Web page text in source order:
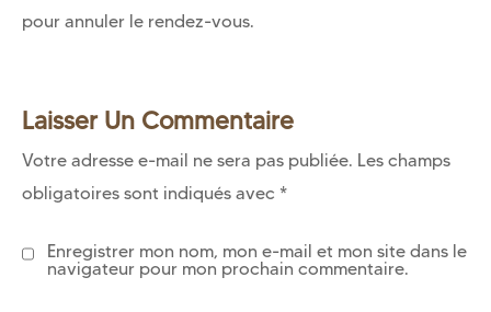
pour annuler le rendez-vous.
Laisser Un Commentaire
Votre adresse e-mail ne sera pas publiée. Les champs
obligatoires sont indiqués avec *
Enregistrer mon nom, mon e-mail et mon site dans le
navigateur pour mon prochain commentaire.